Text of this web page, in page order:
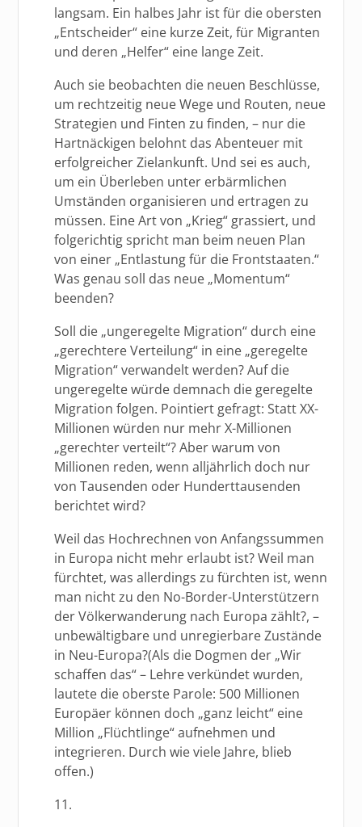
langsam. Ein halbes Jahr ist für die obersten
„Entscheider“ eine kurze Zeit, für Migranten
und deren „Helfer“ eine lange Zeit.
Auch sie beobachten die neuen Beschlüsse,
um rechtzeitig neue Wege und Routen, neue
Strategien und Finten zu finden, – nur die
Hartnäckigen belohnt das Abenteuer mit
erfolgreicher Zielankunft. Und sei es auch,
um ein Überleben unter erbärmlichen
Umständen organisieren und ertragen zu
müssen. Eine Art von „Krieg“ grassiert, und
folgerichtig spricht man beim neuen Plan
von einer „Entlastung für die Frontstaaten.“
Was genau soll das neue „Momentum“
beenden?
Soll die „ungeregelte Migration“ durch eine
„gerechtere Verteilung“ in eine „geregelte
Migration“ verwandelt werden? Auf die
ungeregelte würde demnach die geregelte
Migration folgen. Pointiert gefragt: Statt XX-
Millionen würden nur mehr X-Millionen
„gerechter verteilt“? Aber warum von
Millionen reden, wenn alljährlich doch nur
von Tausenden oder Hunderttausenden
berichtet wird?
Weil das Hochrechnen von Anfangssummen
in Europa nicht mehr erlaubt ist? Weil man
fürchtet, was allerdings zu fürchten ist, wenn
man nicht zu den No-Border-Unterstützern
der Völkerwanderung nach Europa zählt?, –
unbewältigbare und unregierbare Zustände
in Neu-Europa?(Als die Dogmen der „Wir
schaffen das“ – Lehre verkündet wurden,
lautete die oberste Parole: 500 Millionen
Europäer können doch „ganz leicht“ eine
Million „Flüchtlinge“ aufnehmen und
integrieren. Durch wie viele Jahre, blieb
offen.)
11.